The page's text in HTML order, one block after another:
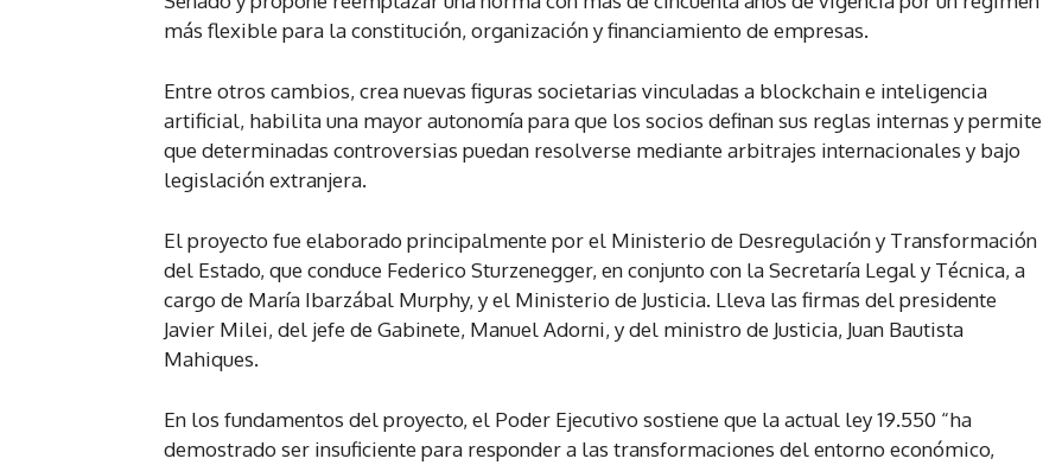
más flexible para la constitución, organización y financiamiento de empresas.
Entre otros cambios, crea nuevas figuras societarias vinculadas a blockchain e inteligencia
artificial, habilita una mayor autonomía para que los socios definan sus reglas internas y permite
que determinadas controversias puedan resolverse mediante arbitrajes internacionales y bajo
legislación extranjera.
El proyecto fue elaborado principalmente por el Ministerio de Desregulación y Transformación
del Estado, que conduce Federico Sturzenegger, en conjunto con la Secretaría Legal y Técnica, a
cargo de María Ibarzábal Murphy, y el Ministerio de Justicia. Lleva las firmas del presidente
Javier Milei, del jefe de Gabinete, Manuel Adorni, y del ministro de Justicia, Juan Bautista
Mahiques.
En los fundamentos del proyecto, el Poder Ejecutivo sostiene que la actual ley 19.550 “ha
demostrado ser insuficiente para responder a las transformaciones del entorno económico,